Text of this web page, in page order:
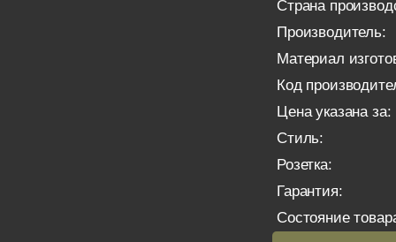
Страна
Производитель:
Материал
Код
Цена указана за:
Стиль:
Розетка:
Гарантия:
Состояние